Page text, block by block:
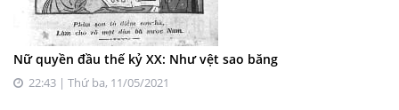
Nữ quyền đầu thế kỷ XX: Như vệt sao băng
22:43 | Thứ ba, 11/05/2021